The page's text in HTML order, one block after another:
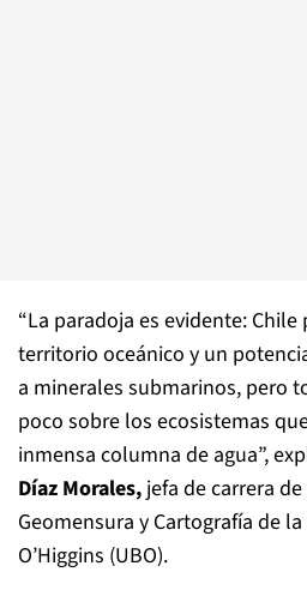
“La paradoja es evidente:
territorio oceánico y un
a minerales submarinos, pero
poco sobre los ecosistemas
inmensa columna de agua”,
Díaz Morales, jefa de carrera
Geomensura y Cartografía de
O’Higgins (UBO).